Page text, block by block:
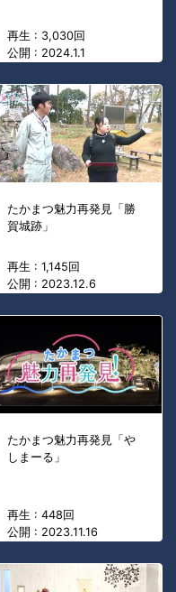
再生 : 3,030回
公開 : 2024.1.1
たかまつ魅力再発見「勝
賀城跡」
再生 : 1,145回
公開 : 2023.12.6
たかまつ魅力再発見「や
しまーる」
再生 : 448回
公開 : 2023.11.16